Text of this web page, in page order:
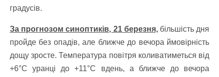
градусів.
За прогнозом синоптиків, 21 березня,більшість дня
пройде без опадів, але ближче до вечора ймовірність
дощу зросте.Температура повітря коливатиметься від
+6°C уранці до +11°C вдень, а ближче до вечора